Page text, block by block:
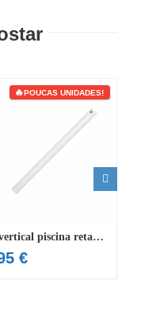
POUCAS UNIDADES!
Pé vertical piscina retangular 400 x 210 x 80 cm
€